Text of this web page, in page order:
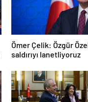
Ömer Çelik: Özgür
saldırıyı lanetliyoruz